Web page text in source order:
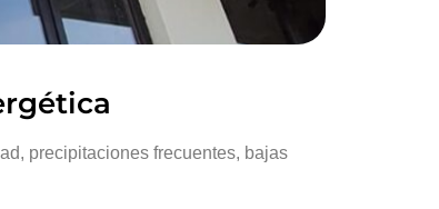
precipitaciones frecuentes, bajas